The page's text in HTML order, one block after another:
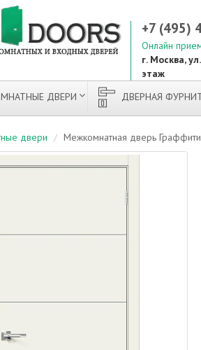
+7 (495)
Онлайн
г. Москва,
этаж
ДВЕРИ ДВЕРНАЯ
двери Межкомнатная дверь